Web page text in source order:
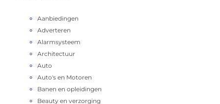
Aanbiedingen
Adverteren
Alarmsysteem
Architectuur
Auto
Auto's en Motoren
Banen en opleidingen
Beauty en verzorging